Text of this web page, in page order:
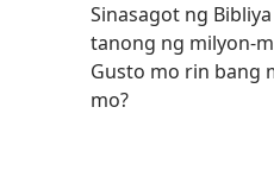
Sinasagot ng
tanong ng milyon-
Gusto mo rin bang
mo?